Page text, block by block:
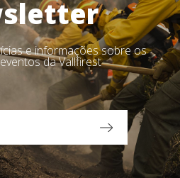
e informações sobre os
da Vallfirest